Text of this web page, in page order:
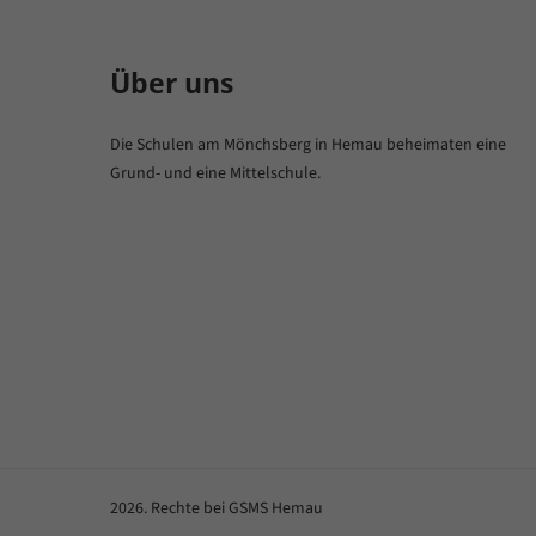
Über uns
Die Schulen am Mönchsberg in Hemau beheimaten eine
Grund- und eine Mittelschule.
2026. Rechte bei GSMS Hemau